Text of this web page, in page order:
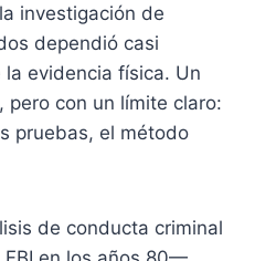
investigación de
dependió casi
evidencia física. Un
pero con un límite claro:
pruebas, el método
de conducta criminal